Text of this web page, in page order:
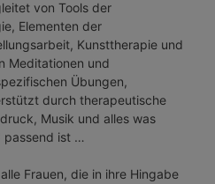
von Tools der
Elementen der
Kunsttherapie und
Meditationen und
Übungen,
durch therapeutische
Musik und alles was
passend ist …
Frauen, die in ihre Hingabe